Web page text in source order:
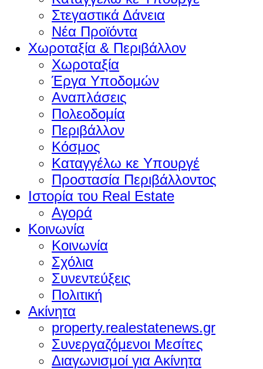
Στεγαστικά Δάνεια
Νέα Προϊόντα
Χωροταξία & Περιβάλλον
Χωροταξία
Έργα Υποδομών
Αναπλάσεις
Πολεοδομία
Περιβάλλον
Κόσμος
Καταγγέλω κε Υπουργέ
Προστασία Περιβάλλοντος
Ιστορία του Real Estate
Αγορά
Κοινωνία
Κοινωνία
Σχόλια
Συνεντεύξεις
Πολιτική
Ακίνητα
property.realestatenews.gr
Συνεργαζόμενοι Μεσίτες
Διαγωνισμοί για Ακίνητα